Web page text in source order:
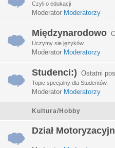
Czyli o edukacji
Moderator Moderatorzy
Międzynarodowo
Uczymy sie języków
Moderator Moderatorzy
Studenci:) Ostatni
Topic specjalny dla Studentów.
Moderator Moderatorzy
Kultura/Hobby
Dział